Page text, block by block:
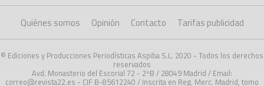
Quiénes somos Opinión Contacto Tarifas publicidad
© Ediciones y Producciones Periodísticas Aspiba S.L. 2020 - Todos los derechos
reservados
Avd. Monasterio del Escorial 72 - 2ºB / 28049 Madrid / Email:
correo@revista22.es - CIF B-85612240 / Inscrita en Reg. Merc. Madrid, tomo